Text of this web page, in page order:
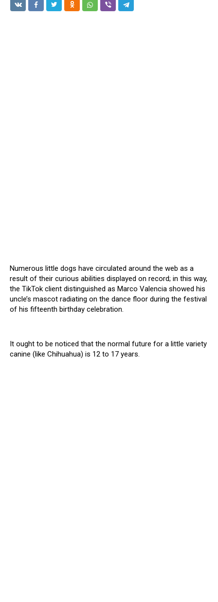
Numerous little dogs have circulated around the web as a
result of their curious abilities displayed on record; in this way,
the TikTok client distinguished as Marco Valencia showed his
uncle’s mascot radiating on the dance floor during the festival
of his fifteenth birthday celebration.
It ought to be noticed that the normal future for a little variety
canine (like Chihuahua) is 12 to 17 years.